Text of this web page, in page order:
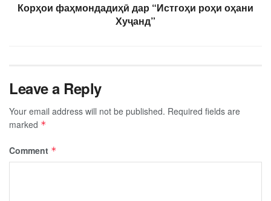
Корҳои фаҳмондадиҳӣ дар “Истгоҳи роҳи оҳани
Хуҷанд”
Leave a Reply
Your email address will not be published. Required fields are
marked *
Comment *